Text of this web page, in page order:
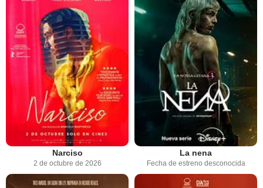
Narciso
2 de octubre de 2026
La nena
Fecha de estreno desconocida